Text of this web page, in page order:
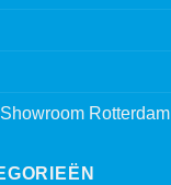
Rotterdam